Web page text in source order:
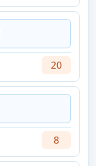
20
8